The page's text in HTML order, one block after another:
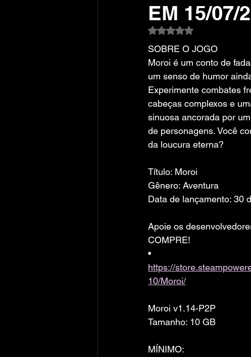
EM 15/07/
Avaliado com NaN de 5
SOBRE O JOGO
Moroi é um conto de
um senso de humor
Experimente combates
cabeças complexos e
sinuosa ancorada por
de personagens. Você
da loucura eterna?
Título: Moroi
Gênero: Aventura
Data de lançamento: 30
Apoie os
COMPRE!
•
https://
10/Moroi/
Moroi v1.14-P2P
Tamanho: 10 GB
MÍNIMO: